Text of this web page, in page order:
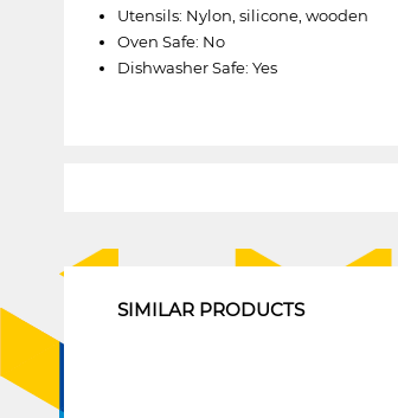
Utensils: Nylon, silicone, wooden
Oven Safe: No
Dishwasher Safe: Yes
SIMILAR PRODUCTS